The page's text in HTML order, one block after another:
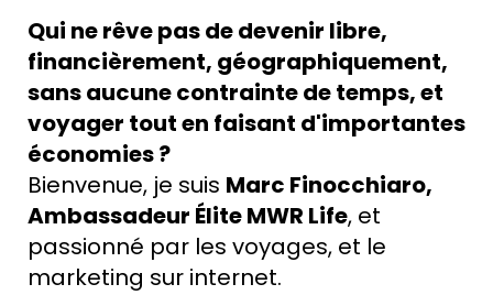
Qui ne rêve pas de devenir libre,
financièrement, géographiquement,
sans aucune contrainte de temps, et
voyager tout en faisant d'importantes
économies ?
Bienvenue, je suis Marc Finocchiaro,
Ambassadeur Élite MWR Life, et
passionné par les voyages, et le
marketing sur internet.